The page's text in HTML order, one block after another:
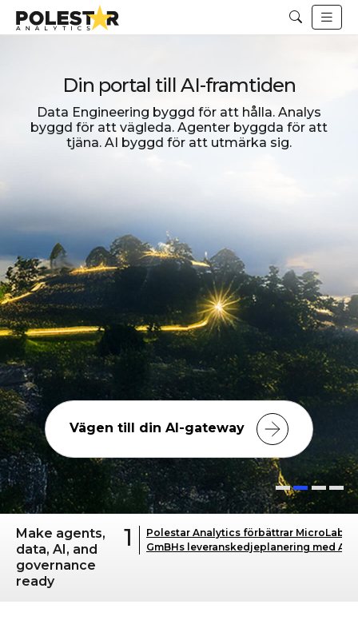
ProfitPulse för AI-driven RGM
Din RGM-plattform med funktioner för
prissättning, marknadsföring och mediamix
Utforska Agents RGM-lösning
Make agents,
data, AI, and
governance
ready
1
Polestar Analytics förbättrar MicroLabs
GmBHs leveranskedjeplanering med